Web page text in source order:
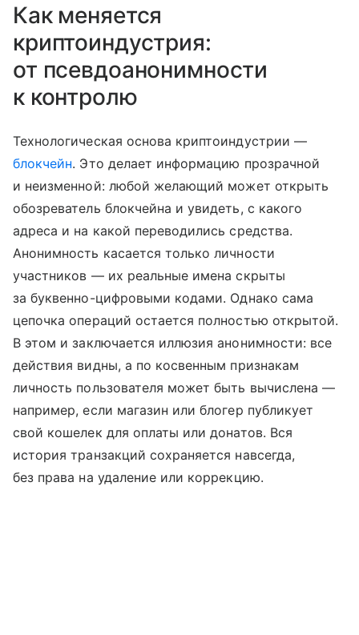
Как меняется
криптоиндустрия:
от псевдоанонимности
к контролю
Технологическая основа криптоиндустрии —
блокчейн. Это делает информацию прозрачной
и неизменной: любой желающий может открыть
обозреватель блокчейна и увидеть, с какого
адреса и на какой переводились средства.
Анонимность касается только личности
участников — их реальные имена скрыты
за буквенно-цифровыми кодами. Однако сама
цепочка операций остается полностью открытой.
В этом и заключается иллюзия анонимности: все
действия видны, а по косвенным признакам
личность пользователя может быть вычислена —
например, если магазин или блогер публикует
свой кошелек для оплаты или донатов. Вся
история транзакций сохраняется навсегда,
без права на удаление или коррекцию.